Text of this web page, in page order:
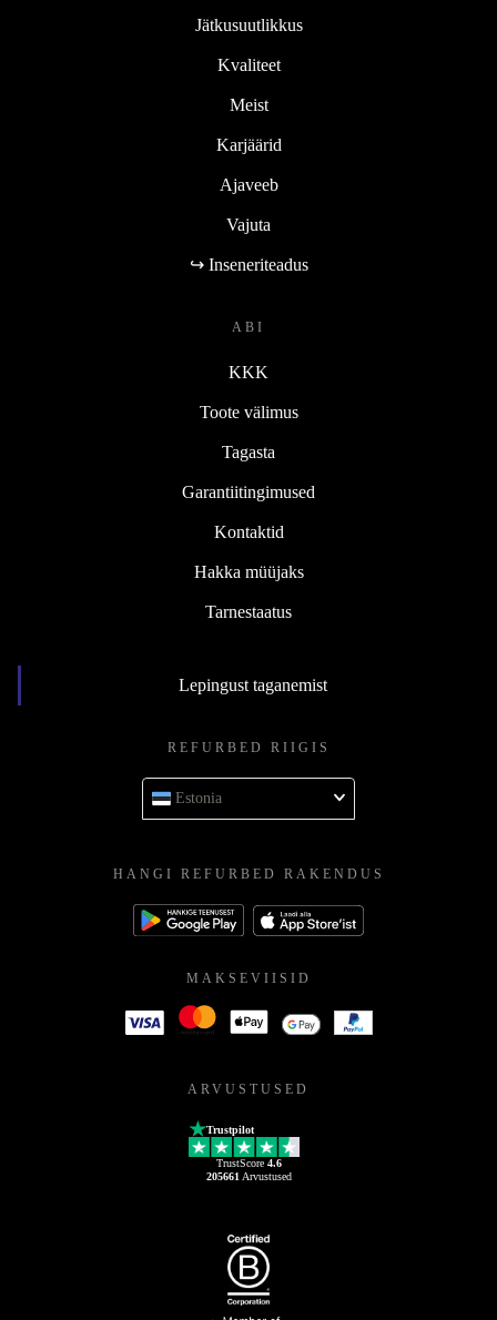
Jätkusuutlikkus
Kvaliteet
Meist
Karjäärid
Ajaveeb
Vajuta
↪ Inseneriteadus
ABI
KKK
Toote välimus
Tagasta
Garantiitingimused
Kontaktid
Hakka müüjaks
Tarnestaatus
Lepingust taganemist
REFURBED RIIGIS
Estonia
HANGI REFURBED RAKENDUS
MAKSEVIISID
ARVUSTUSED
Trustpilot
TrustScore 4.6
205661Arvustused